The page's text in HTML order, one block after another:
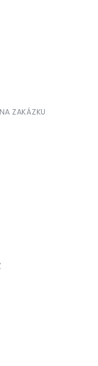
ZAKÁZKU